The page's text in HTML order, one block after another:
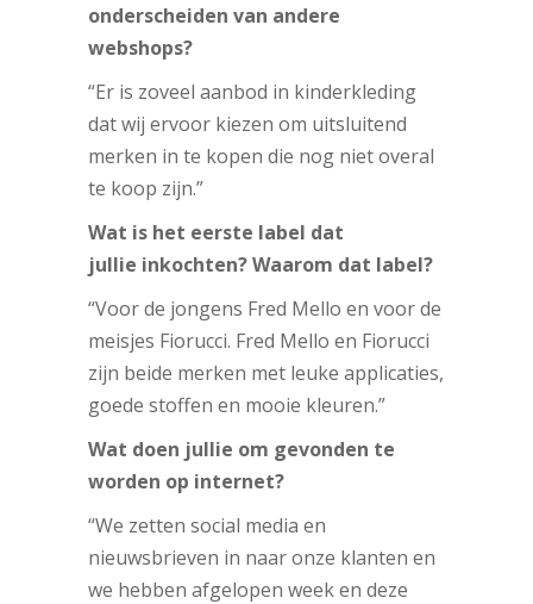
onderscheiden van andere
webshops?
“Er is zoveel aanbod in kinderkleding
dat wij ervoor kiezen om uitsluitend
merken in te kopen die nog niet overal
te koop zijn.”
Wat is het eerste label dat
jullie inkochten? Waarom dat label?
“Voor de jongens Fred Mello en voor de
meisjes Fiorucci. Fred Mello en Fiorucci
zijn beide merken met leuke applicaties,
goede stoffen en mooie kleuren.”
Wat doen jullie om gevonden te
worden op internet?
“We zetten social media en
nieuwsbrieven in naar onze klanten en
we hebben afgelopen week en deze